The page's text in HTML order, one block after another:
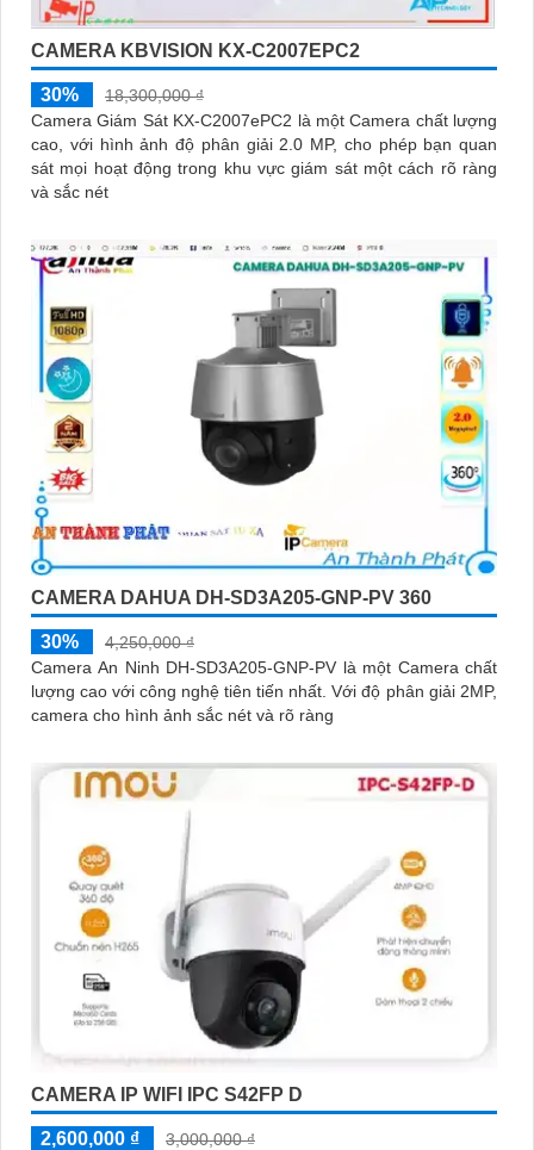
CAMERA KBVISION KX-C2007EPC2
30%
18,300,000 ₫
Camera Giám Sát KX-C2007ePC2 là một Camera chất lượng
cao, với hình ảnh độ phân giải 2.0 MP, cho phép bạn quan
sát mọi hoạt động trong khu vực giám sát một cách rõ ràng
và sắc nét
CAMERA DAHUA DH-SD3A205-GNP-PV 360
30%
4,250,000 ₫
Camera An Ninh DH-SD3A205-GNP-PV là một Camera chất
lượng cao với công nghệ tiên tiến nhất. Với độ phân giải 2MP,
camera cho hình ảnh sắc nét và rõ ràng
CAMERA IP WIFI IPC S42FP D
2,600,000 ₫
3,000,000 ₫